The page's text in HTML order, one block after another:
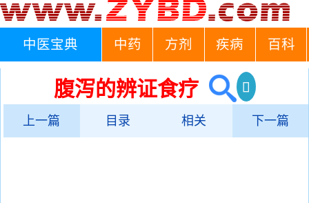
中医宝典 中药 方剂 疾病 百科
腹泻的辨证食疗
上一篇 目录 相关 下一篇